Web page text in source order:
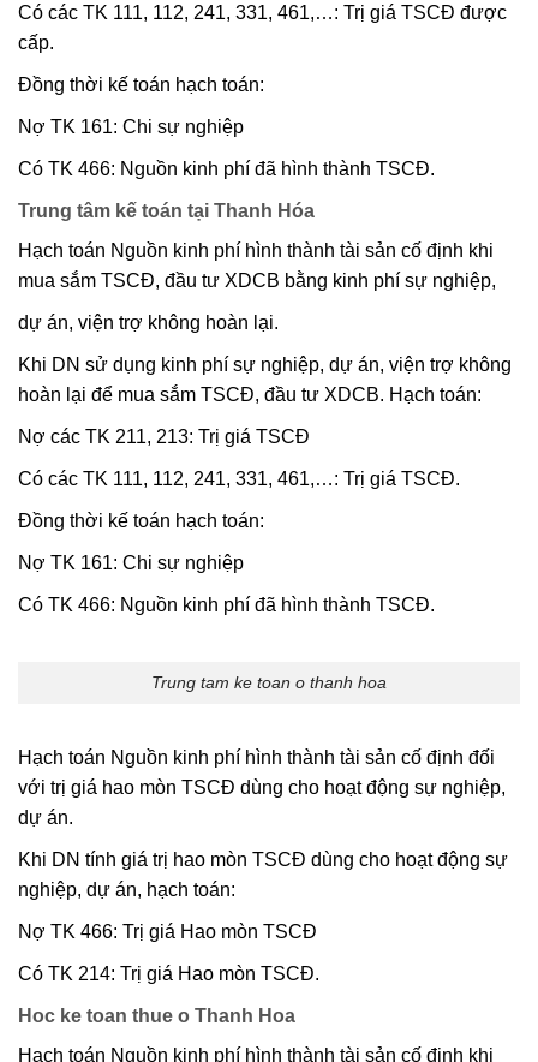
Có các TK 111, 112, 241, 331, 461,…: Trị giá TSCĐ được
cấp.
Đồng thời kế toán hạch toán:
Nợ TK 161: Chi sự nghiệp
Có TK 466: Nguồn kinh phí đã hình thành TSCĐ.
Trung tâm kế toán tại Thanh Hóa
Hạch toán Nguồn kinh phí hình thành tài sản cố định khi
mua sắm TSCĐ, đầu tư XDCB bằng kinh phí sự nghiệp,
dự án, viện trợ không hoàn lại.
Khi DN sử dụng kinh phí sự nghiệp, dự án, viện trợ không
hoàn lại để mua sắm TSCĐ, đầu tư XDCB. Hạch toán:
Nợ các TK 211, 213: Trị giá TSCĐ
Có các TK 111, 112, 241, 331, 461,…: Trị giá TSCĐ.
Đồng thời kế toán hạch toán:
Nợ TK 161: Chi sự nghiệp
Có TK 466: Nguồn kinh phí đã hình thành TSCĐ.
Trung tam ke toan o thanh hoa
Hạch toán Nguồn kinh phí hình thành tài sản cố định đối
với trị giá hao mòn TSCĐ dùng cho hoạt động sự nghiệp,
dự án.
Khi DN tính giá trị hao mòn TSCĐ dùng cho hoạt động sự
nghiệp, dự án, hạch toán:
Nợ TK 466: Trị giá Hao mòn TSCĐ
Có TK 214: Trị giá Hao mòn TSCĐ.
Hoc ke toan thue o Thanh Hoa
Hạch toán Nguồn kinh phí hình thành tài sản cố định khi